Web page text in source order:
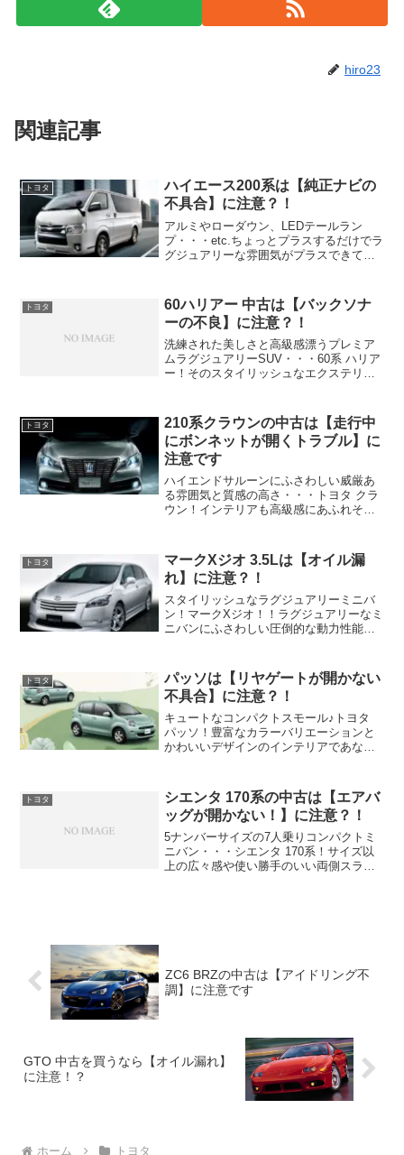
hiro23
関連記事
トヨタ
ハイエース200系は【純正ナビの
不具合】に注意？！
アルミやローダウン、LEDテールラン
プ・・・etc.ちょっとプラスするだけでラ
グジュアリーな雰囲気がプラスできてし
力的なハイエースを中古で狙ってるなら
注意したいポイ...
トヨタ
60ハリアー 中古は【バックソナ
ーの不良】に注意？！
洗練された美しさと高級感漂うプレミア
ムラグジュアリーSUV・・・60系 ハリア
ー！そのスタイリッシュなエクステリア
越感を感じさせる出来栄え・・・しかし
あなたが60ハリ...
トヨタ
210系クラウンの中古は【走行中
にボンネットが開くトラブル】に
注意です
ハイエンドサルーンにふさわしい威厳あ
る雰囲気と質感の高さ・・・トヨタ クラ
ウン！インテリアも高級感にあふれその
210系のクラウンロイヤルを中古で狙って
いるなら注意したい...
トヨタ
マークXジオ 3.5Lは【オイル漏
れ】に注意？！
スタイリッシュなラグジュアリーミニバ
ン！マークXジオ！！ラグジュアリーなミ
ニバンにふさわしい圧倒的な動力性能と
ークXジオを中古であなたが狙っているな
ら注意...
トヨタ
パッソは【リヤゲートが開かない
不具合】に注意？！
キュートなコンパクトスモール♪トヨタ
パッソ！豊富なカラーバリエーションと
かわいいデザインのインテリアであなた
中古で狙っているなら注意したい不具合
があります！
トヨタ
シエンタ 170系の中古は【エアバ
ッグが開かない！】に注意？！
5ナンバーサイズの7人乗りコンパクトミ
ニバン・・・シエンタ 170系！サイズ以
上の広々感や使い勝手のいい両側スライ
ZC6 BRZの中古は【アイドリング不
調】に注意です
GTO 中古を買うなら【オイル漏れ】
に注意！？
ホーム トヨタ